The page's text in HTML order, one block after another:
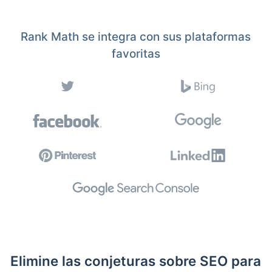
Rank Math se integra con sus plataformas
favoritas
Elimine las conjeturas sobre SEO para